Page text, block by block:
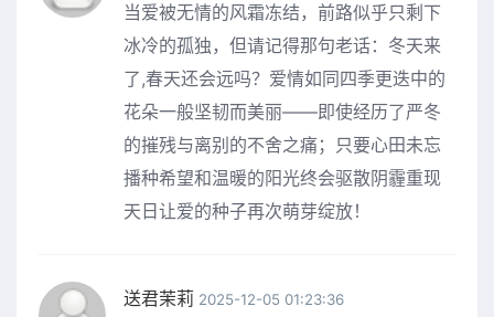
当爱被无情的风霜冻结，前路似乎只剩下
冰冷的孤独，但请记得那句老话：冬天来
了,春天还会远吗？爱情如同四季更迭中的
花朵一般坚韧而美丽——即使经历了严冬
的摧残与离别的不舍之痛；只要心田未忘
播种希望和温暖的阳光终会驱散阴霾重现
天日让爱的种子再次萌芽绽放！
送君茉莉 2025-12-05 01:23:36